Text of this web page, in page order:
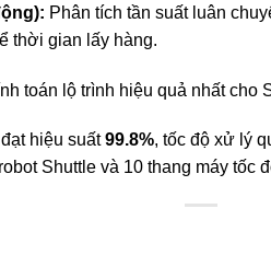
Phân tích tần suất luân
thời gian lấy hàng.
toán lộ trình hiệu quả nhất cho
hiệu suất99.8%, tốc độ xử lý
Shuttle và 10 thang máy tốc